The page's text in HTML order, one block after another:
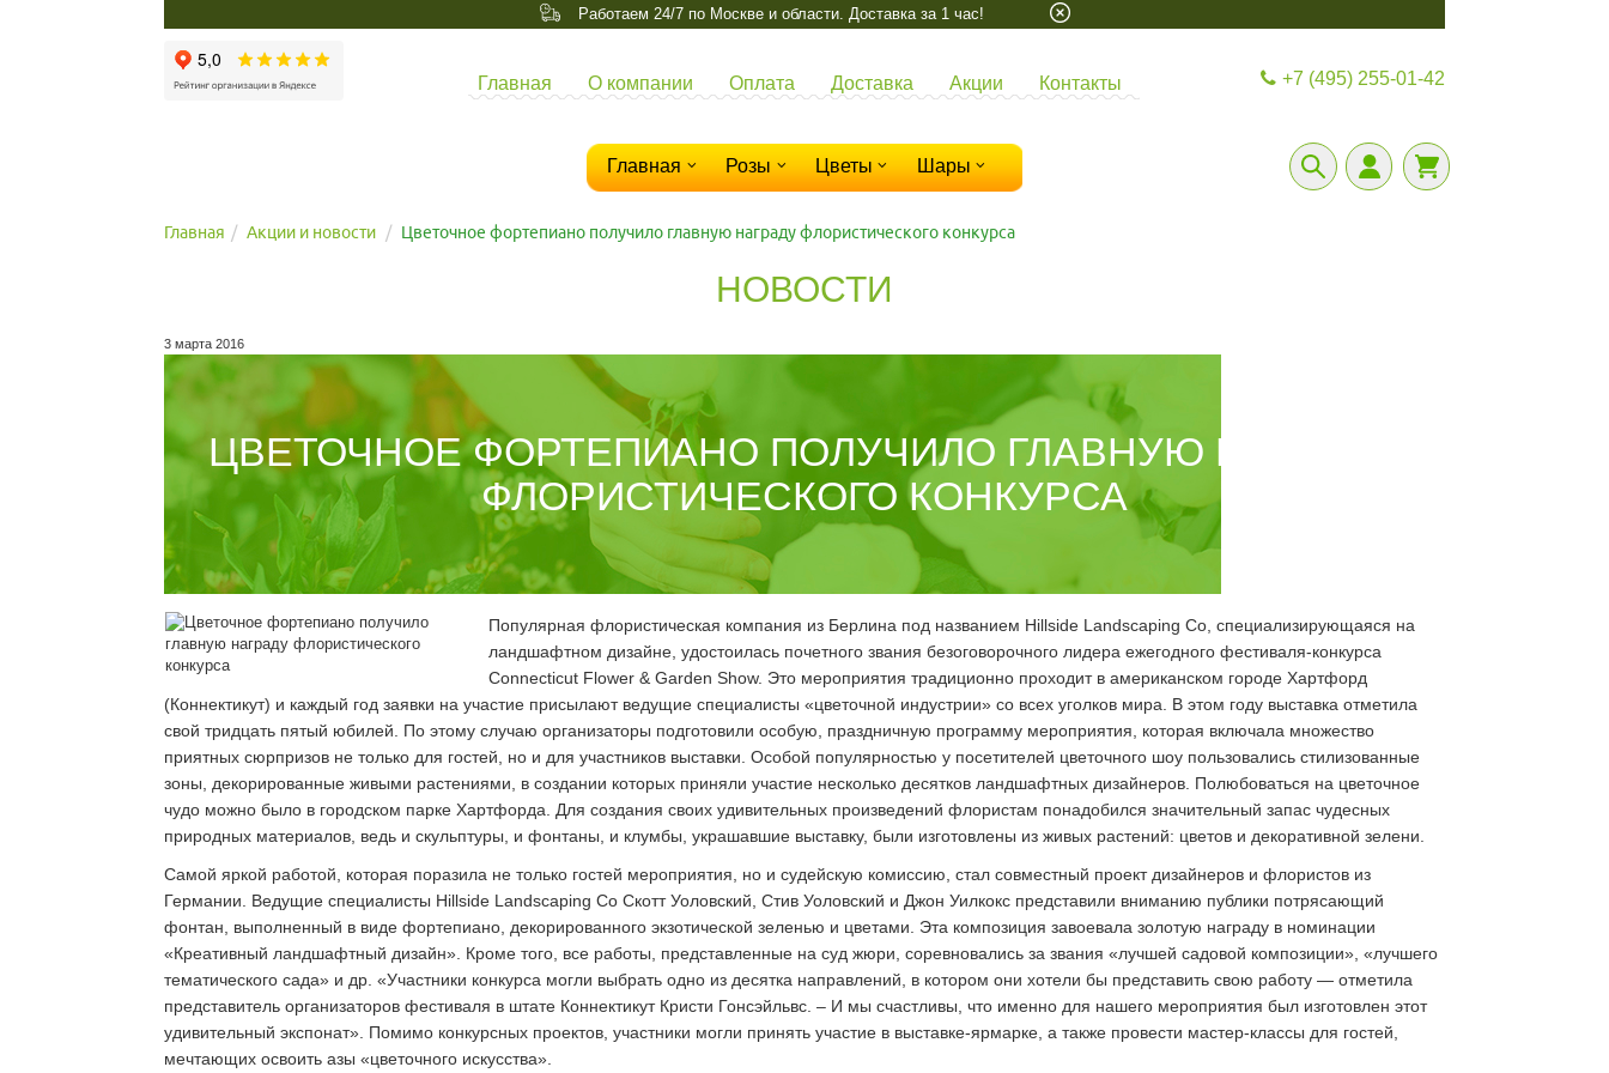
Работаем 24/7 по Москве и области. Доставка за 1 час!
Главная О компании Оплата Доставка Акции Контакты
Главная Розы Цветы Шары
+7 (495) 255-01-42
Главная Акции и новости Цветочное фортепиано получило главную награду флористического конкурса
НОВОСТИ
3 марта 2016
ЦВЕТОЧНОЕ ФОРТЕПИАНО ПОЛУЧИЛО ГЛАВНУЮ НАГРАДУ
ФЛОРИСТИЧЕСКОГО КОНКУРСА
Популярная флористическая компания из Берлина под названием Hillside Landscaping Co, специализирующаяся на
ландшафтном дизайне, удостоилась почетного звания безоговорочного лидера ежегодного фестиваля-конкурса
Connecticut Flower & Garden Show. Это мероприятия традиционно проходит в американском городе Хартфорд
(Коннектикут) и каждый год заявки на участие присылают ведущие специалисты «цветочной индустрии» со всех уголков мира. В этом году выставка отметила
свой тридцать пятый юбилей. По этому случаю организаторы подготовили особую, праздничную программу мероприятия, которая включала множество
приятных сюрпризов не только для гостей, но и для участников выставки. Особой популярностью у посетителей цветочного шоу пользовались стилизованные
зоны, декорированные живыми растениями, в создании которых приняли участие несколько десятков ландшафтных дизайнеров. Полюбоваться на цветочное
чудо можно было в городском парке Хартфорда. Для создания своих удивительных произведений флористам понадобился значительный запас чудесных
природных материалов, ведь и скульптуры, и фонтаны, и клумбы, украшавшие выставку, были изготовлены из живых растений: цветов и декоративной зелени.
Самой яркой работой, которая поразила не только гостей мероприятия, но и судейскую комиссию, стал совместный проект дизайнеров и флористов из
Германии. Ведущие специалисты Hillside Landscaping Co Скотт Уоловский, Стив Уоловский и Джон Уилкокс представили вниманию публики потрясающий
фонтан, выполненный в виде фортепиано, декорированного экзотической зеленью и цветами. Эта композиция завоевала золотую награду в номинации
«Креативный ландшафтный дизайн». Кроме того, все работы, представленные на суд жюри, соревновались за звания «лучшей садовой композиции», «лучшего
тематического сада» и др. «Участники конкурса могли выбрать одно из десятка направлений, в котором они хотели бы представить свою работу — отметила
представитель организаторов фестиваля в штате Коннектикут Кристи Гонсэйльвс. – И мы счастливы, что именно для нашего мероприятия был изготовлен этот
удивительный экспонат». Помимо конкурсных проектов, участники могли принять участие в выставке-ярмарке, а также провести мастер-классы для гостей,
мечтающих освоить азы «цветочного искусства».